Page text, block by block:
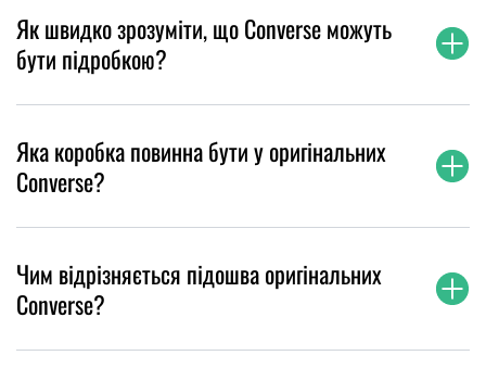
Як швидко зрозуміти, що Converse можуть
бути підробкою?
Яка коробка повинна бути у оригінальних
Converse?
Чим відрізняється підошва оригінальних
Converse?